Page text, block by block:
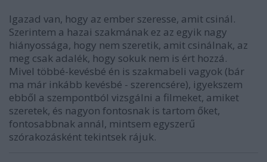
Igazad van, hogy az ember szeresse, amit csinál.
Szerintem a hazai szakmának ez az egyik nagy
hiányossága, hogy nem szeretik, amit csinálnak, az
meg csak adalék, hogy sokuk nem is ért hozzá.
Mivel többé-kevésbé én is szakmabeli vagyok (bár
ma már inkább kevésbé - szerencsére), igyekszem
ebből a szempontból vizsgálni a filmeket, amiket
szeretek, és nagyon fontosnak is tartom őket,
fontosabbnak annál, mintsem egyszerű
szórakozásként tekintsek rájuk.